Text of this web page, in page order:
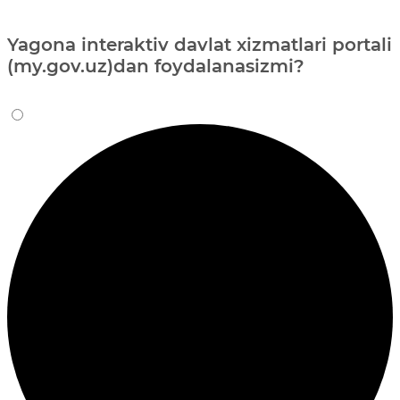
Yagona interaktiv davlat xizmatlari portali
(my.gov.uz)dan foydalanasizmi?